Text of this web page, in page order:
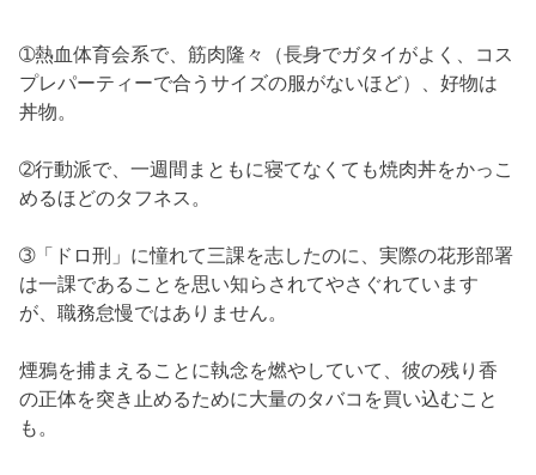
➀熱血体育会系で、筋肉隆々（長身でガタイがよく、コス
プレパーティーで合うサイズの服がないほど）、好物は
丼物。
➁行動派で、一週間まともに寝てなくても焼肉丼をかっこ
めるほどのタフネス。
➂「ドロ刑」に憧れて三課を志したのに、実際の花形部署
は一課であることを思い知らされてやさぐれています
が、職務怠慢ではありません。
煙鴉を捕まえることに執念を燃やしていて、彼の残り香
の正体を突き止めるために大量のタバコを買い込むこと
も。